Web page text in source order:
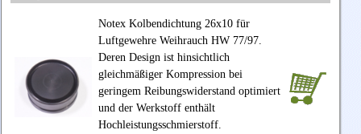
Notex Kolbendichtung 26x10 für
Luftgewehre Weihrauch HW 77/97.
Deren Design ist hinsichtlich
gleichmäßiger Kompression bei
geringem Reibungswiderstand optimiert
und der Werkstoff enthält
Hochleistungsschmierstoff.